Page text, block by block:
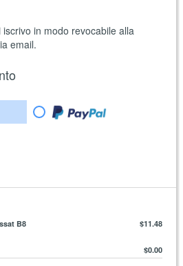
in modo revocabile alla
email.
B8 $11.48
$0.00